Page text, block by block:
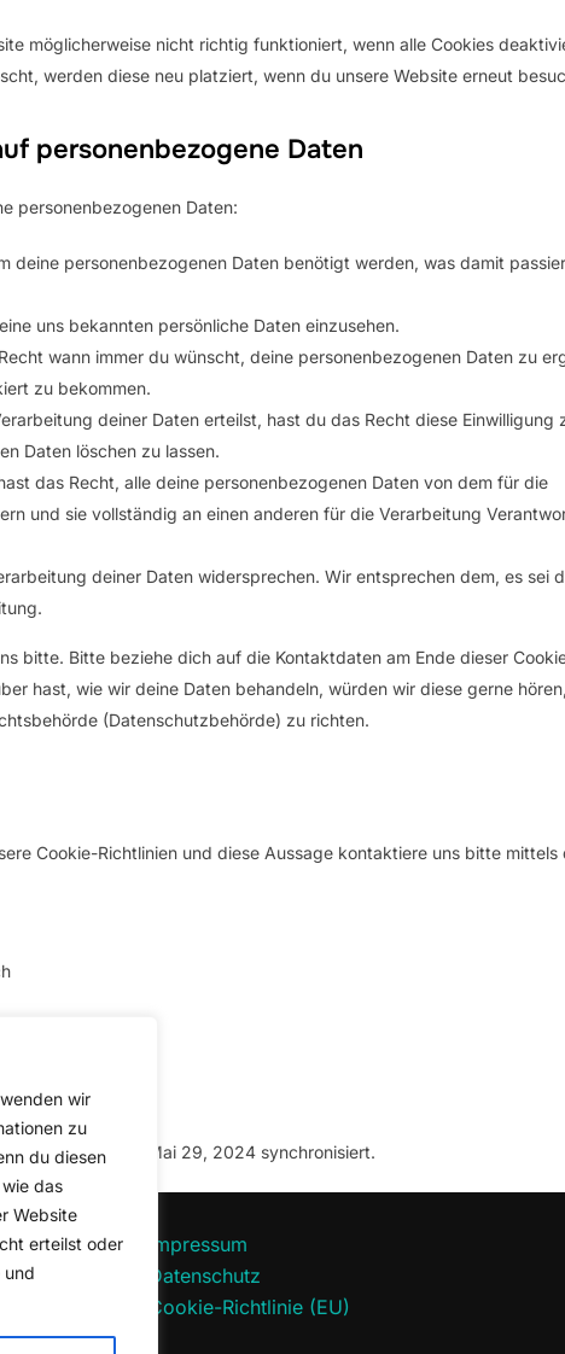
wir
zu
du diesen
das
Website
erteilst oder
und
möglicherweise nicht richtig funktioniert, wenn alle Cookies
werden diese neu platziert, wenn du unsere Website erneut
personenbezogene Daten
personenbezogenen Daten:
deine personenbezogenen Daten benötigt werden, was damit
uns bekannten persönliche Daten einzusehen.
wann immer du wünscht, deine personenbezogenen Daten zu
zu bekommen.
deiner Daten erteilst, hast du das Recht diese Einwilligung
Daten löschen zu lassen.
das Recht, alle deine personenbezogenen Daten von dem für die
und sie vollständig an einen anderen für die Verarbeitung
deiner Daten widersprechen. Wir entsprechen dem, es sei
bitte. Bitte beziehe dich auf die Kontaktdaten am Ende dieser
hast, wie wir deine Daten behandeln, würden wir diese gerne
(Datenschutzbehörde) zu richten.
Cookie-Richtlinien und diese Aussage kontaktiere uns bitte mittels
am Mai 29, 2024 synchronisiert.
Impressum
Datenschutz
Cookie-Richtlinie (EU)